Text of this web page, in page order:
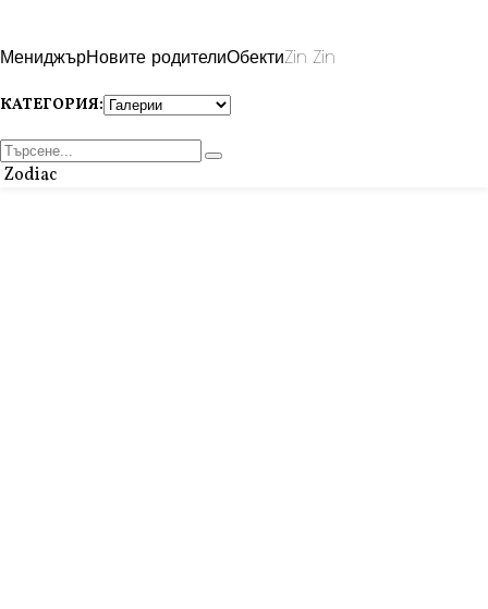
МениджърНовите родителиОбектиZin Zin
КАТЕГОРИЯ:
Zodiac